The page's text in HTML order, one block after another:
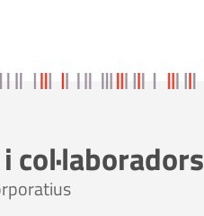
col·laboradors